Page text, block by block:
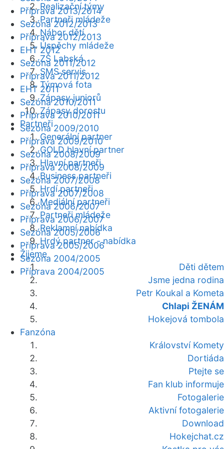
Realizační týmy
Partneři mládeže
Nábor dětí
Úspěchy mládeže
ZŠ Labská
SMS servis
Týmová fota
Zápasy juniorů
Zápasy dorostu
Partneři
Generální partner
GOLD hlavní partner
Hlavní partneři
Business partneři
Hrdí partneři
Mediální partneři
Partneři mládeže
Reklamní nabídka
Hrdý partner - nabídka
Žijeme
Děti dětem
Jsme jedna rodina
Petr Koukal a Kometa
Chlapi ŽENÁM
Hokejová tombola
Fanzóna
Království Komety
Dortiáda
Ptejte se
Fan klub informuje
Fotogalerie
Aktivní fotogalerie
Download
Hokejchat.cz
Příprava 2013/2014
Sezóna 2012/2013
Příprava 2012/2013
EHT 2012
Sezóna 2011/2012
Příprava 2011/2012
EHT 2011
Sezóna 2010/2011
Příprava 2010/2011
Sezóna 2009/2010
Příprava 2009/2010
Sezóna 2008/2009
Příprava 2008/2009
Sezóna 2007/2008
Příprava 2007/2008
Sezóna 2006/2007
Příprava 2006/2007
Sezóna 2005/2006
Příprava 2005/2006
Sezóna 2004/2005
Příprava 2004/2005